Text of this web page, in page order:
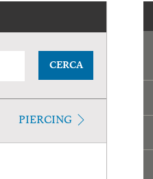
CERCA
PIERCING